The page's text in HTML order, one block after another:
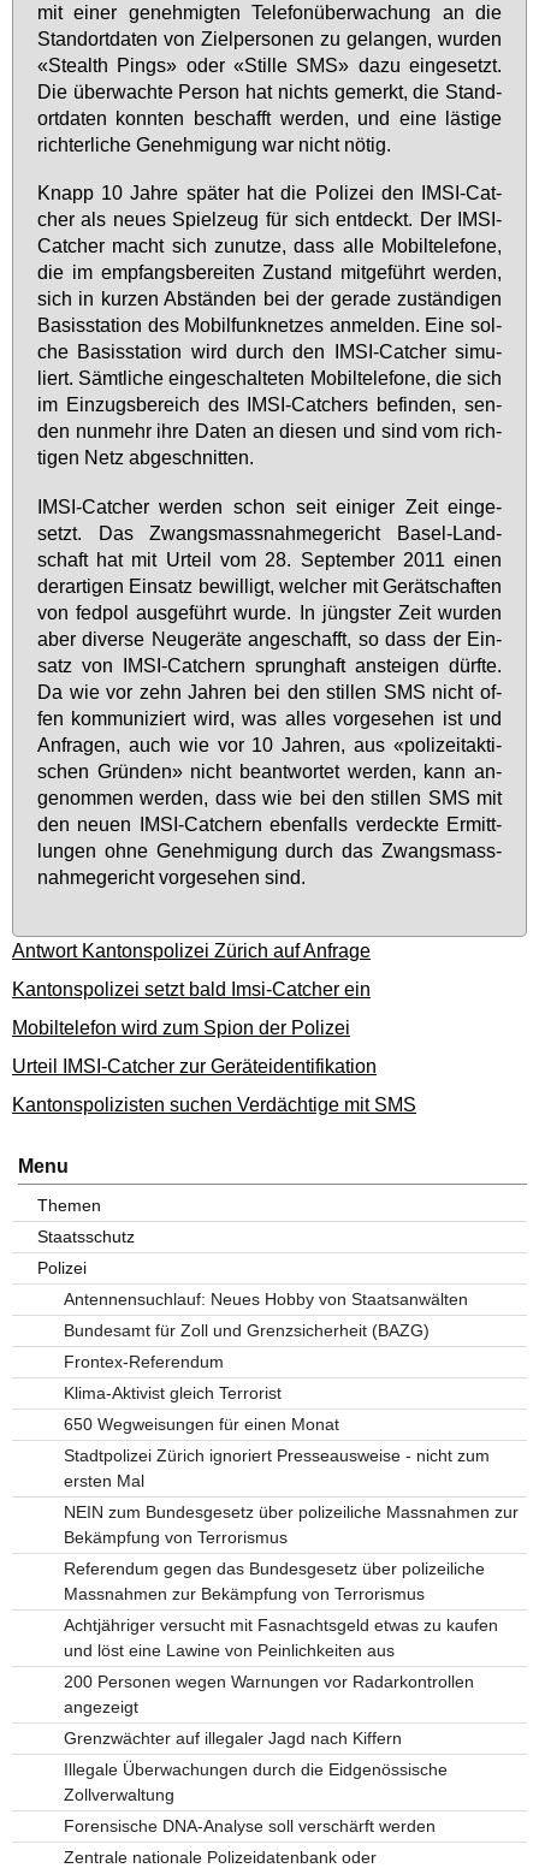
mit ei­ner ge­neh­mig­ten Te­le­fon­über­wa­chung an die
Stand­ort­da­ten von Ziel­per­so­nen zu ge­lan­gen, wur­den
«Ste­alth Pings» oder «Stil­le SMS» da­zu ein­ge­setzt.
Die über­wach­te Per­son hat nichts ge­merkt, die Stand­
ort­da­ten konn­ten be­schafft wer­den, und ei­ne läs­ti­ge
rich­ter­li­che Ge­neh­mi­gung war nicht nö­tig.
Knapp 10 Jah­re spä­ter hat die Po­li­zei den IM­SI-Cat­
cher als neu­es Spiel­zeug für sich ent­deckt. Der IM­SI-
Cat­cher macht sich zu­nut­ze, dass al­le Mo­bil­te­le­fo­ne,
die im emp­fangs­be­rei­ten Zu­stand mit­ge­führt wer­den,
sich in kur­zen Ab­stän­den bei der ge­ra­de zu­stän­di­gen
Ba­sis­sta­ti­on des Mo­bil­funk­net­zes an­mel­den. Ei­ne sol­
che Ba­sis­sta­ti­on wird durch den IM­SI-Cat­cher si­mu­
liert. Sämt­li­che ein­ge­schal­te­ten Mo­bil­te­le­fo­ne, die sich
im Ein­zugs­be­reich des IM­SI-Cat­chers be­fin­den, sen­
den nun­mehr ih­re Da­ten an die­sen und sind vom rich­
ti­gen Netz ab­ge­schnit­ten.
IM­SI-Cat­cher wer­den schon seit ei­ni­ger Zeit ein­ge­
setzt. Das Zwangs­mass­nah­me­ge­richt Ba­sel-Land­
schaft hat mit Ur­teil vom 28. Sep­tem­ber 2011 ei­nen
der­ar­ti­gen Ein­satz be­wil­ligt, wel­cher mit Ge­rät­schaf­ten
von fed­pol aus­ge­führt wur­de. In jüngs­ter Zeit wur­den
aber di­ver­se Neu­ge­rä­te an­ge­schafft, so dass der Ein­
satz von IM­SI-Cat­chern sprung­haft an­stei­gen dürf­te.
Da wie vor zehn Jah­ren bei den stil­len SMS nicht of­
fen kom­mu­ni­ziert wird, was al­les vor­ge­se­hen ist und
An­fra­gen, auch wie vor 10 Jah­ren, aus «po­li­zei­t­ak­ti­
schen Grün­den» nicht be­ant­wor­tet wer­den, kann an­
ge­nom­men wer­den, dass wie bei den stil­len SMS mit
den neu­en IM­SI-Cat­chern eben­falls ver­deck­te Er­mitt­
lun­gen oh­ne Ge­neh­mi­gung durch das Zwangs­mass­
nah­me­ge­richt vor­ge­se­hen sind.
Antwort Kantonspolizei Zürich auf Anfrage
Kantonspolizei setzt bald Imsi-Catcher ein
Mobiltelefon wird zum Spion der Polizei
Urteil IMSI-Catcher zur Geräteidentifikation
Kantonspolizisten suchen Verdächtige mit SMS
Menu
Themen
Staatsschutz
Polizei
Antennensuchlauf: Neues Hobby von Staatsanwälten
Bundesamt für Zoll und Grenzsicherheit (BAZG)
Frontex-Referendum
Klima-Aktivist gleich Terrorist
650 Wegweisungen für einen Monat
Stadtpolizei Zürich ignoriert Presseausweise - nicht zum
ersten Mal
NEIN zum Bundesgesetz über polizeiliche Massnahmen zur
Bekämpfung von Terrorismus
Referendum gegen das Bundesgesetz über polizeiliche
Massnahmen zur Bekämpfung von Terrorismus
Achtjähriger versucht mit Fasnachtsgeld etwas zu kaufen
und löst eine Lawine von Peinlichkeiten aus
200 Personen wegen Warnungen vor Radarkontrollen
angezeigt
Grenzwächter auf illegaler Jagd nach Kiffern
Illegale Überwachungen durch die Eidgenössische
Zollverwaltung
Forensische DNA-Analyse soll verschärft werden
Zentrale nationale Polizeidatenbank oder